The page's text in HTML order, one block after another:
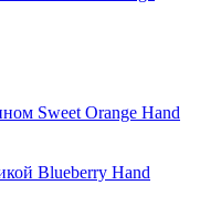
Sweet Orange Hand